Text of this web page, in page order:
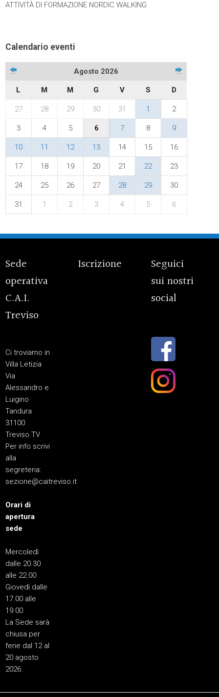
ATTIVITÀ DI FORMAZIONE NORDIC WALKING
Calendario eventi
Agosto 2026
L M M G V S D
27 28 29 30 31 1 2
3 4 5 6 7 8 9
10 11 12 13 14 15 16
17 18 19 20 21 22 23
24 25 26 27 28 29 30
31 1 2 3 4 5 6
Sede
operativa
C.A.I.
Treviso
Ci troviamo in
Villa Letizia
Via
Alessandro e
Luigino
Tandura
31100
Treviso TV
Per info scrivi
alla
segreteria:
sezione@caitreviso.it
Orari di
apertura
sede
Mercoledì
dalle 20.30
alle 22.00
Giovedì dalle
17.00 alle
19.00
La Sede sarà
chiusa per
ferie dal 12 al
20 agosto
2026.
Iscrizione
Seguici
sui nostri
social